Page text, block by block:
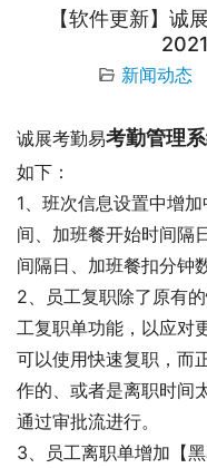
【软件更新】诚
新闻动态
诚展考勤易考勤管理
如下：
1、班次信息设置中增
间、加班餐开始时间隔
间隔日、加班餐扣分钟
2、员工复职除了原有
工复职单功能，以应对
可以使用快速复职，而
作的、或者是离职时间
通过审批流进行。
3、员工离职单增加【